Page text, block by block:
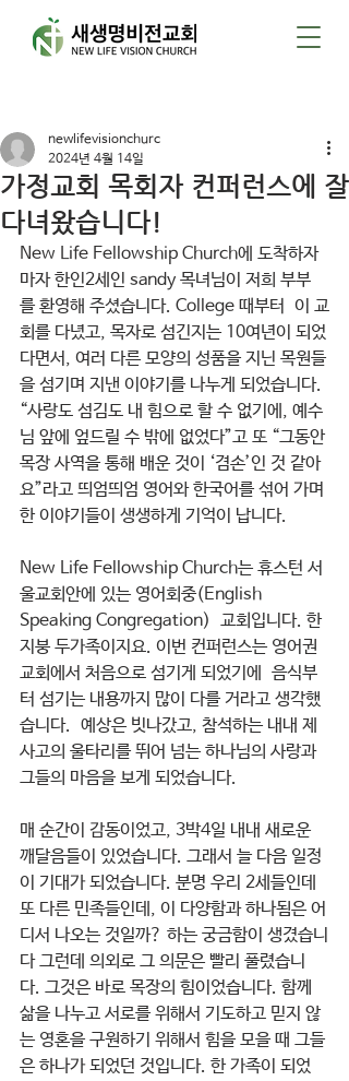
가정교회 목회자 컨퍼런스에 잘
다녀왔습니다!
newlifevisionchurc
2024년 4월 14일
New Life Fellowship Church에 도착하자
마자 한인2세인 sandy 목녀님이 저희 부부
를 환영해 주셨습니다. College 때부터  이 교
회를 다녔고, 목자로 섬긴지는 10여년이 되었
다면서, 여러 다른 모양의 성품을 지닌 목원들
을 섬기며 지낸 이야기를 나누게 되었습니다.
“사랑도 섬김도 내 힘으로 할 수 없기에, 예수
님 앞에 엎드릴 수 밖에 없었다”고 또 “그동안
목장 사역을 통해 배운 것이 ‘겸손’인 것 같아
요”라고 띄엄띄엄 영어와 한국어를 섞어 가며
한 이야기들이 생생하게 기억이 납니다.
New Life Fellowship Church는 휴스턴 서
울교회안에 있는 영어회중(English
Speaking Congregation)  교회입니다. 한
지붕 두가족이지요. 이번 컨퍼런스는 영어권
교회에서 처음으로 섬기게 되었기에  음식부
터 섬기는 내용까지 많이 다를 거라고 생각했
습니다.  예상은 빗나갔고, 참석하는 내내 제
사고의 울타리를 뛰어 넘는 하나님의 사랑과
그들의 마음을 보게 되었습니다.
매 순간이 감동이었고, 3박4일 내내 새로운
깨달음들이 있었습니다. 그래서 늘 다음 일정
이 기대가 되었습니다. 분명 우리 2세들인데
또 다른 민족들인데, 이 다양함과 하나됨은 어
디서 나오는 것일까? 하는 궁금함이 생겼습니
다 그런데 의외로 그 의문은 빨리 풀렸습니
다. 그것은 바로 목장의 힘이었습니다. 함께
삶을 나누고 서로를 위해서 기도하고 믿지 않
는 영혼을 구원하기 위해서 힘을 모을 때 그들
은 하나가 되었던 것입니다. 한 가족이 되었